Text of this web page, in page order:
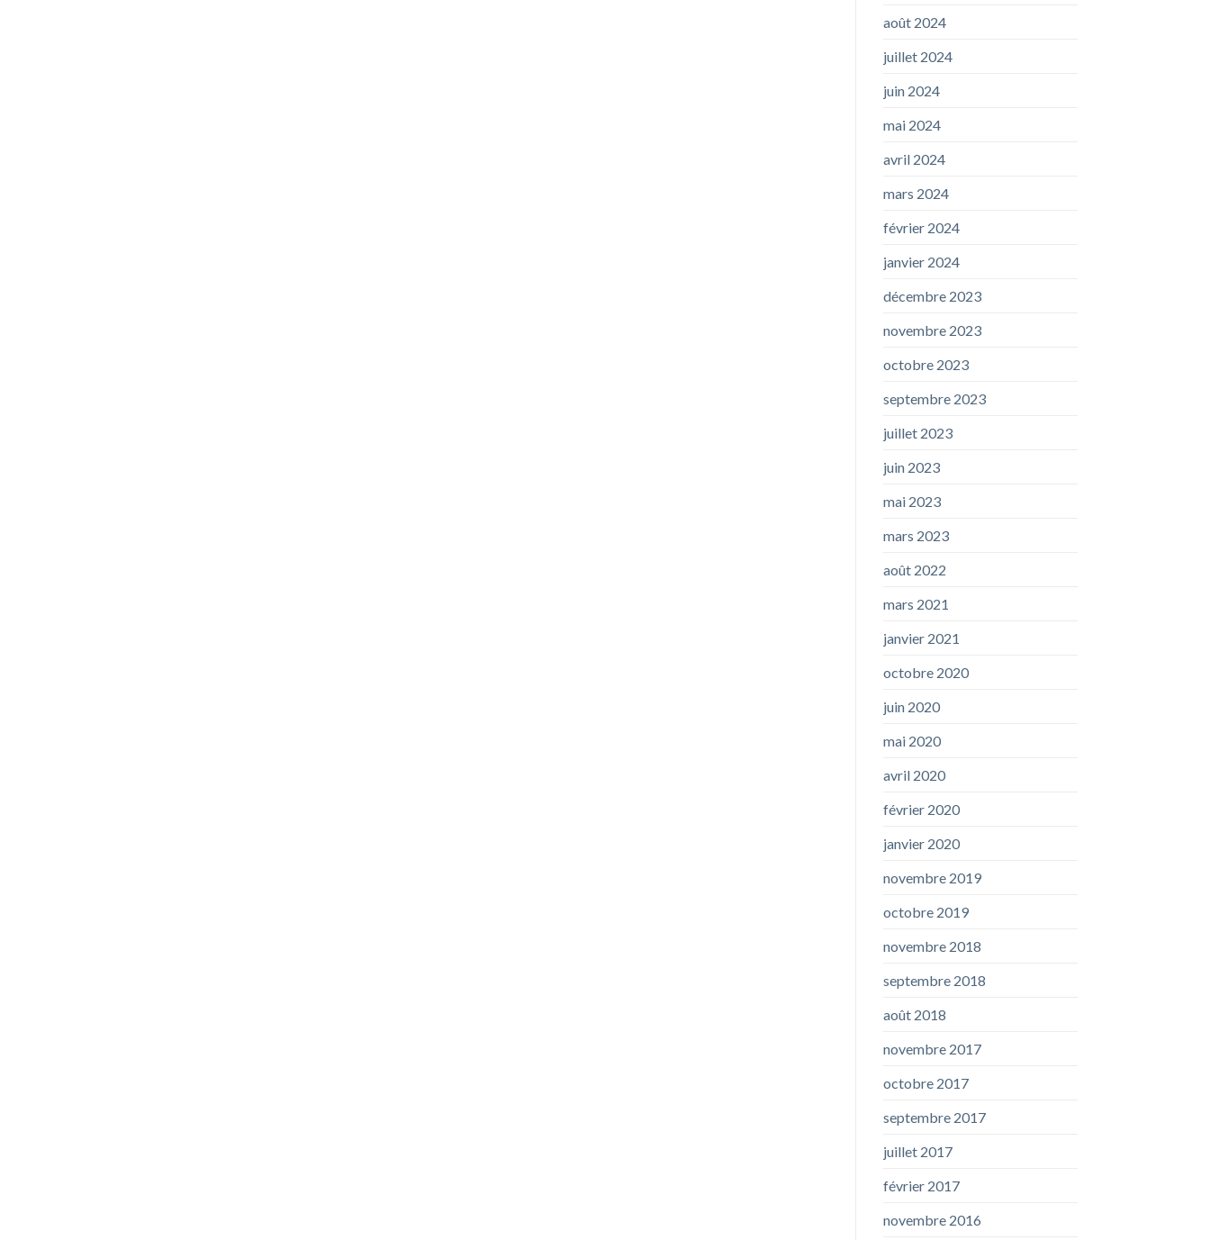
août 2024
juillet 2024
juin 2024
mai 2024
avril 2024
mars 2024
février 2024
janvier 2024
décembre 2023
novembre 2023
octobre 2023
septembre 2023
juillet 2023
juin 2023
mai 2023
mars 2023
août 2022
mars 2021
janvier 2021
octobre 2020
juin 2020
mai 2020
avril 2020
février 2020
janvier 2020
novembre 2019
octobre 2019
novembre 2018
septembre 2018
août 2018
novembre 2017
octobre 2017
septembre 2017
juillet 2017
février 2017
novembre 2016